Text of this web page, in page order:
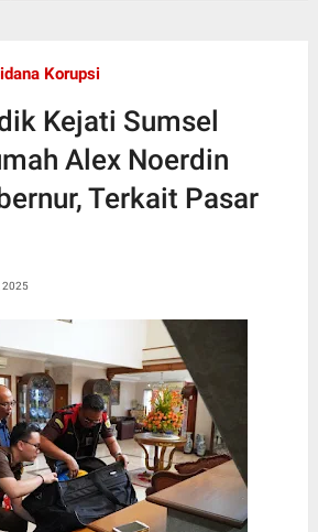
Korupsi
Kejati Sumsel
Alex Noerdin
Terkait Pasar
2025